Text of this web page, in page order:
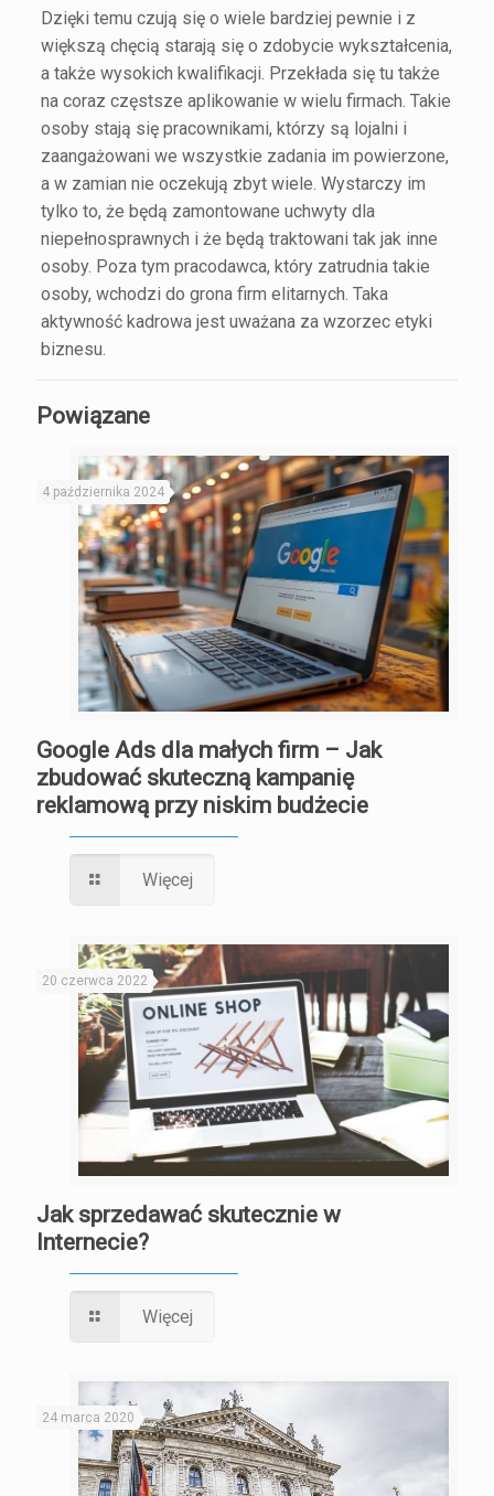
Dzięki temu czują się o wiele bardziej pewnie i z
większą chęcią starają się o zdobycie wykształcenia,
a także wysokich kwalifikacji. Przekłada się tu także
na coraz częstsze aplikowanie w wielu firmach. Takie
osoby stają się pracownikami, którzy są lojalni i
zaangażowani we wszystkie zadania im powierzone,
a w zamian nie oczekują zbyt wiele. Wystarczy im
tylko to, że będą zamontowane uchwyty dla
niepełnosprawnych i że będą traktowani tak jak inne
osoby. Poza tym pracodawca, który zatrudnia takie
osoby, wchodzi do grona firm elitarnych. Taka
aktywność kadrowa jest uważana za wzorzec etyki
biznesu.
Powiązane
4 października 2024
Google Ads dla małych firm – Jak
zbudować skuteczną kampanię
reklamową przy niskim budżecie
Więcej
20 czerwca 2022
Jak sprzedawać skutecznie w
Internecie?
Więcej
24 marca 2020